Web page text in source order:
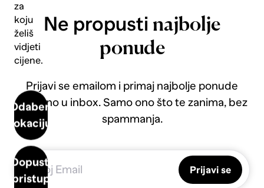
za
koju
želiš
vidjeti
cijene.
Odaberi
lokaciju
Dopusti
pristup
Ne propusti najbolje
ponude
Prijavi se emailom i primaj najbolje ponude
direktno u inbox. Samo ono što te zanima, bez
spammanja.
Prijavi se